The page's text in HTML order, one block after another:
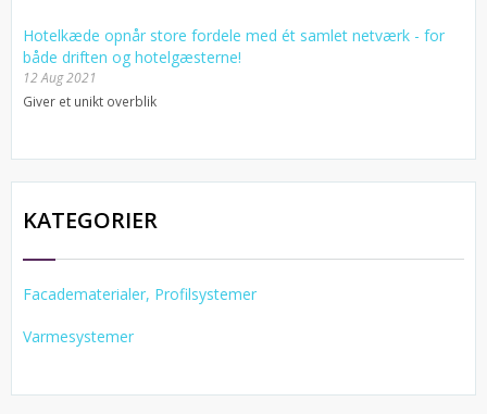
Hotelkæde opnår store fordele med ét samlet netværk - for
både driften og hotelgæsterne!
12 Aug 2021
Giver et unikt overblik
KATEGORIER
Facadematerialer, Profilsystemer
Varmesystemer